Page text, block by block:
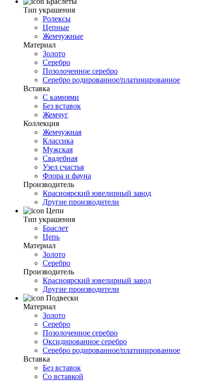
Тип украшения
Ролексы
Цепные
Жемчужные
Материал
Золото
Серебро
Позолоченное серебро
Серебро родированное/платинированное
Вставка
С камнями
Без вставок
Жемчуг
Коллекция
Жемчужная
Классика
Мужская
Свадебная
Узел счастья
Флора и фауна
Производитель
Красноярский ювелирный завод
Другие производители
Цепи
Тип украшения
Браслет
Цепь
Материал
Золото
Серебро
Производитель
Красноярский ювелирный завод
Другие производители
Подвески
Материал
Золото
Серебро
Позолоченное серебро
Оксидированное серебро
Серебро родированное/платинированное
Вставка
Без вставок
Со вставкой